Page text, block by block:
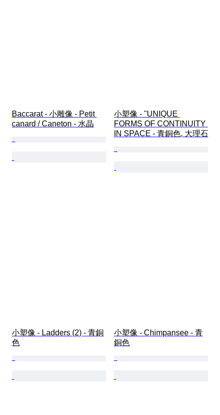
Baccarat - 小雕像 - Petit
canard / Caneton - 水晶
小塑像 - ''UNIQUE
FORMS OF CONTINUITY
IN SPACE - 青銅色, 大理石
小塑像 - Ladders (2) - 青銅
色
小塑像 - Chimpansee - 青
銅色